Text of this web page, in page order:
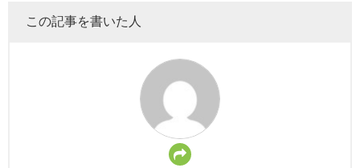
この記事を書いた人